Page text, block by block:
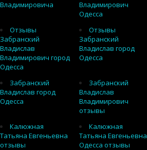
Владимировича
Владимирович
Одесса
Отзывы
Забранский
Владислав
Владимирович город
Одесса
Отзывы
Забранский
Владислав город
Одесса
Забранский
Владислав город
Одесса
Забранский
Владислав
Владимирович
отзывы
Калюжная
Татьяна Евгеньевна
отзывы
Калюжная
Татьяна Евгеньевна
Одесса отзывы